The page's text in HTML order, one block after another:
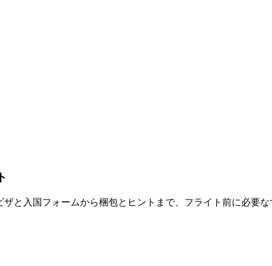
と入国フォームから梱包とヒントまで、フライト前に必要